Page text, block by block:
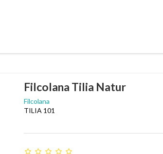
Filcolana Tilia Natur
Filcolana
TILIA 101